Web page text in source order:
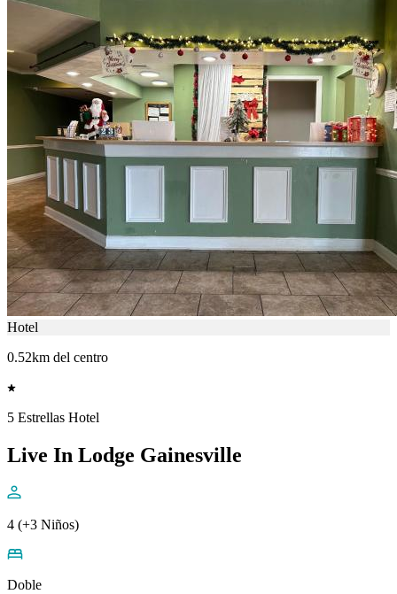
Hotel
0.52km del centro
5 Estrellas Hotel
Live In Lodge Gainesville
4 (+3 Niños)
Doble